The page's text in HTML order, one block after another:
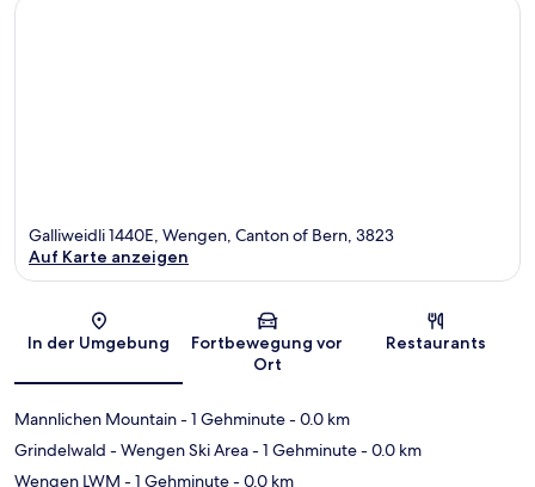
Karte
Galliweidli 1440E, Wengen, Canton of Bern, 3823
Auf Karte anzeigen
In der Umgebung
Fortbewegung vor
Ort
Restaurants
Mannlichen Mountain- 1 Gehminute- 0.0 km
Grindelwald - Wengen Ski Area- 1 Gehminute- 0.0 km
Wengen LWM - 1 Gehminute- 0.0 km